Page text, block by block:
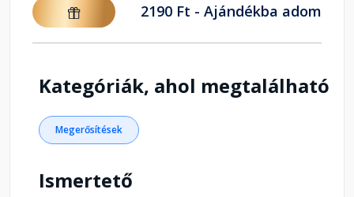
2190 Ft - Ajándékba adom
Kategóriák, ahol megtalálható
Megerősítések
Ismertető